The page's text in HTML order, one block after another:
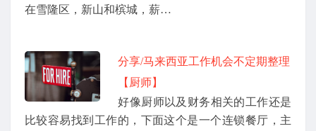
在雪隆区，新山和槟城，薪…
分享/马来西亚工作机会不定期整理
【厨师】
好像厨师以及财务相关的工作还是
比较容易找到工作的，下面这个是一个连锁餐厅，主